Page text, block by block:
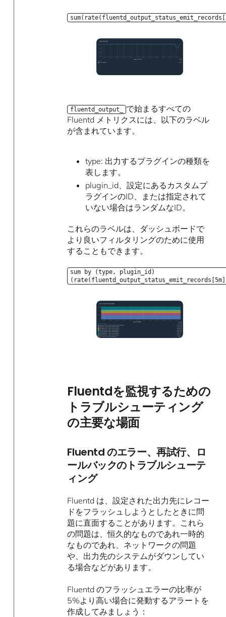
fluentd_output_
で始まるすべての
Fluentd メトリクスには、以下のラベル
が含まれています。
type: 出力するプラグインの種類を
表します。
plugin_id、設定にあるカスタムプ
ラグインのID、または指定されて
いない場合はランダムなID。
これらのラベルは、ダッシュボードで
より良いフィルタリングのために使用
することもできます。
sum by (type, plugin_id)
Fluentdを監視するための
トラブルシューティング
の主要な場面
Fluentd のエラー、再試行、ロ
ールバックのトラブルシューテ
ィング
Fluentd は、設定された出力先にレコー
ドをフラッシュしようとしたときに問
題に直面することがあります。これら
の問題は、恒久的なものであれ一時的
なものであれ、ネットワークの問題
や、出力先のシステムがダウンしてい
る場合などがあります。
Fluentd のフラッシュエラーの比率が
5%より高い場合に発動するアラートを
作成してみましょう：